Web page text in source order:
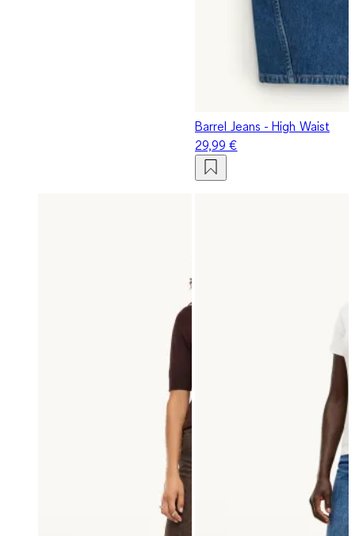
Barrel Jeans - High Waist
29,99 €